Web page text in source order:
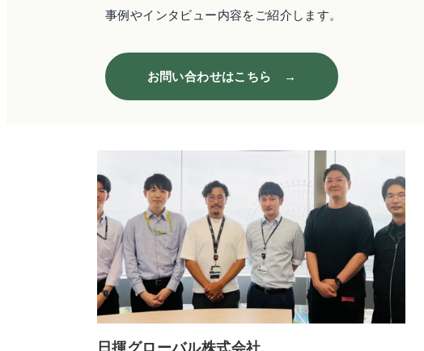
事例やインタビュー内容をご紹介します。
お問い合わせはこちら →
日揮グローバル株式会社